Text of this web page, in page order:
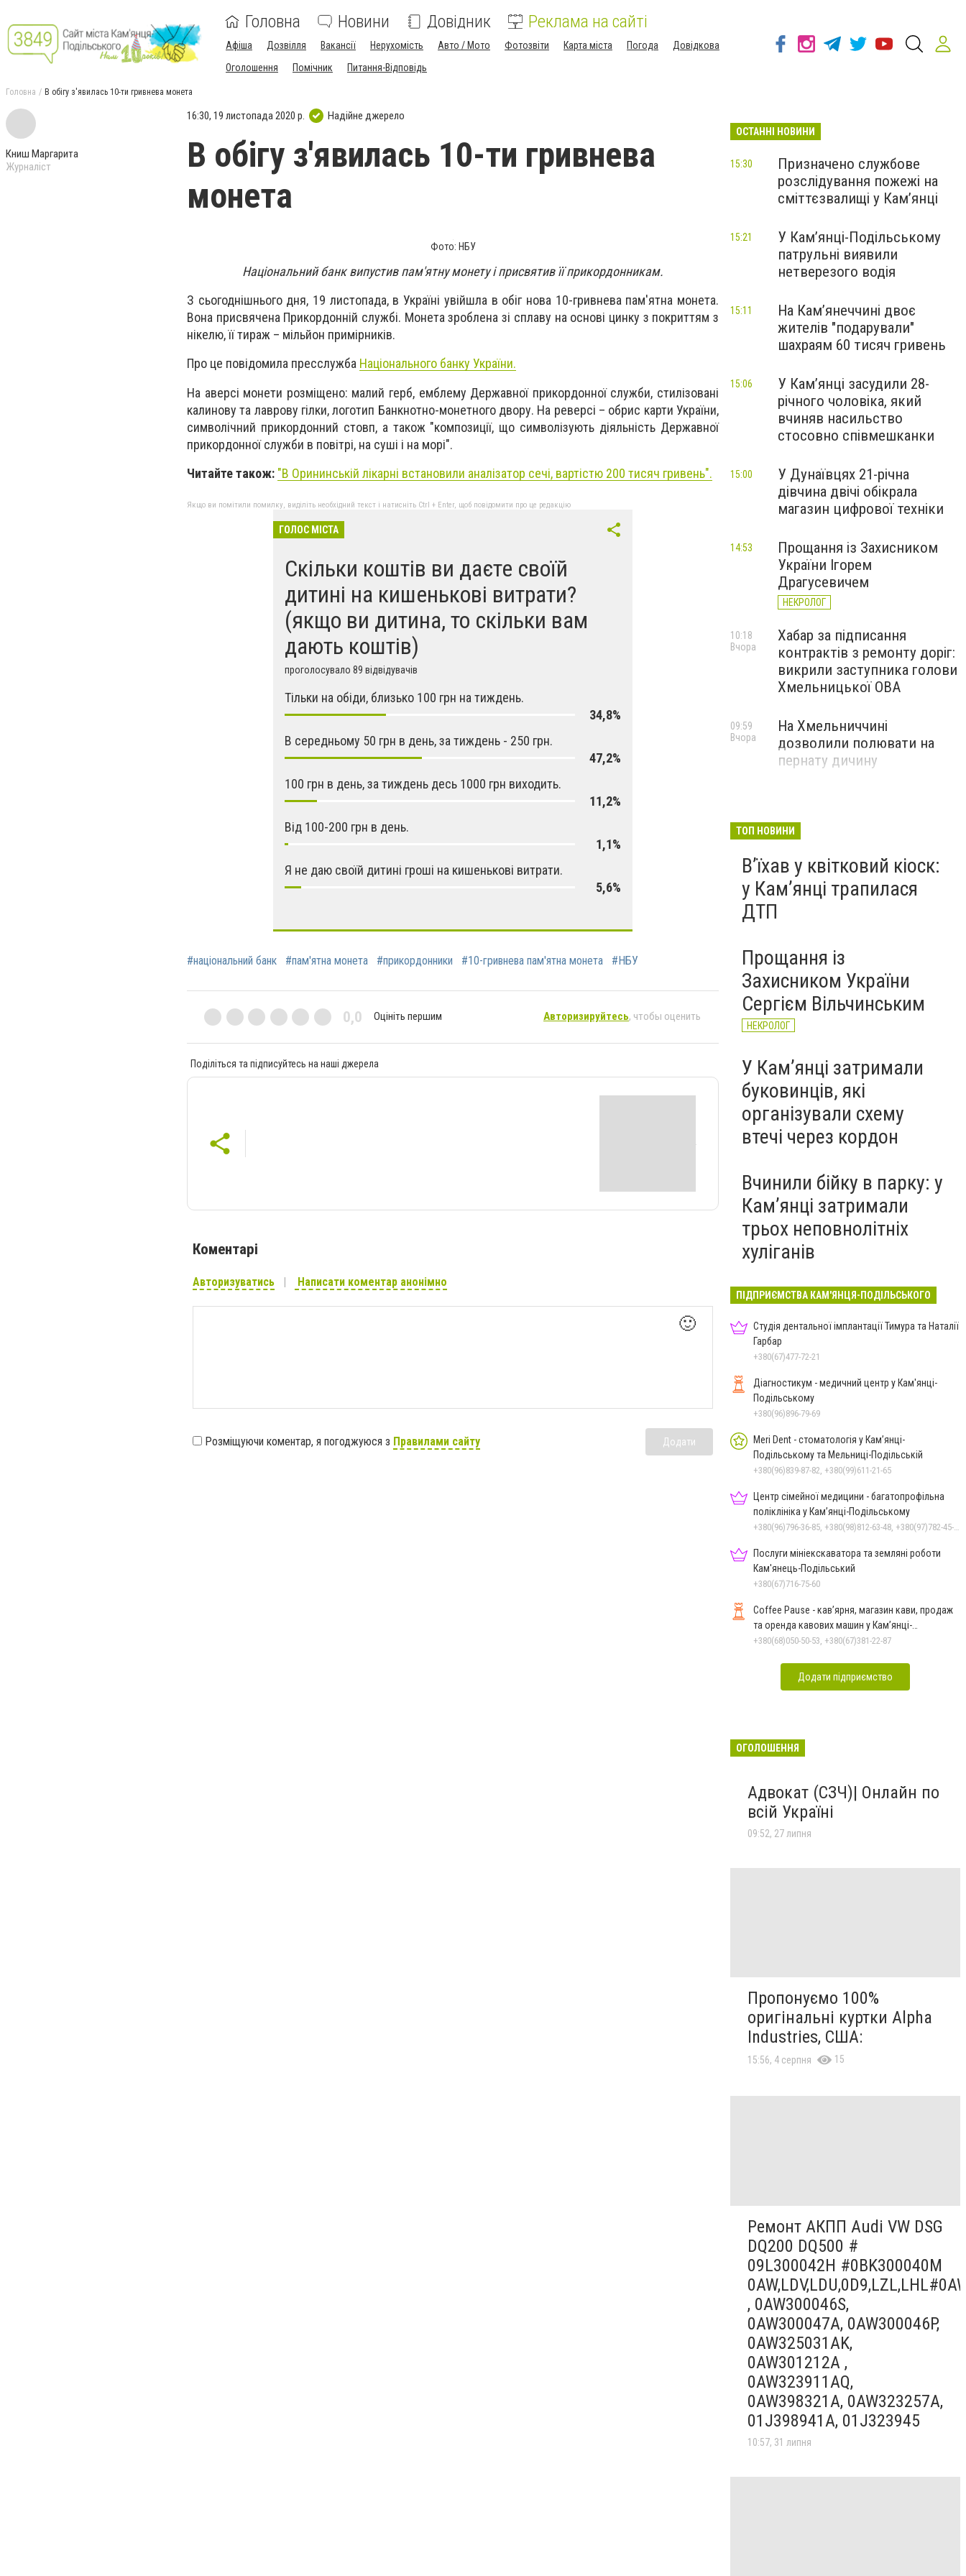
Головна Новини Довідник Реклама на сайті
Афіша Дозвілля Вакансії Нерухомість Авто / Мото Фотозвіти Карта міста Погода
Довідкова
Оголошення
Помічник Питання-Відповідь
Головна В обігу з'явилась 10-ти гривнева монета
Книш Маргарита
Журналіст
16:30, 19 листопада 2020 р. Надійне джерело
В обігу з'явилась 10-ти гривнева
монета
Фото: НБУ
Національний банк випустив пам'ятну монету і присвятив її прикордонникам.
З сьогоднішнього дня, 19 листопада, в Україні увійшла в обіг нова 10-гривнева пам'ятна монета.
Вона присвячена Прикордонній службі. Монета зроблена зі сплаву на основі цинку з покриттям з
нікелю, її тираж – мільйон примірників.
Про це повідомила пресслужба Національного банку України.
На аверсі монети розміщено: малий герб, емблему Державної прикордонної служби, стилізовані
калинову та лаврову гілки, логотип Банкнотно-монетного двору. На реверсі – обрис карти України,
символічний прикордонний стовп, а також "композиції, що символізують діяльність Державної
прикордонної служби в повітрі, на суші і на морі".
Читайте також: "В Орининській лікарні встановили аналізатор сечі, вартістю 200 тисяч гривень".
Якщо ви помітили помилку, виділіть необхідний текст і натисніть Ctrl + Enter, щоб повідомити про це редакцію
ГОЛОС МІСТА
Скільки коштів ви даєте своїй
дитині на кишенькові витрати?
(якщо ви дитина, то скільки вам
дають коштів)
проголосувало 89 відвідувачів
Тільки на обіди, близько 100 грн на тиждень.
34,8%
В середньому 50 грн в день, за тиждень - 250 грн.
47,2%
100 грн в день, за тиждень десь 1000 грн виходить.
11,2%
Від 100-200 грн в день.
1,1%
Я не даю своїй дитині гроші на кишенькові витрати.
5,6%
#національний банк #пам'ятна монета #прикордонники #10-гривнева пам'ятна монета #НБУ
0,0 Оцініть першим Авторизируйтесь, чтобы оценить
Поділіться та підписуйтесь на наші джерела
Коментарі
Авторизуватись Написати коментар анонімно
🙂
Розміщуючи коментар, я погоджуюся з Правилами сайту Додати
ОСТАННІ НОВИНИ
Призначено службове
розслідування пожежі на
сміттєзвалищі у Кам’янці
15:30
У Кам’янці-Подільському
патрульні виявили
нетверезого водія
15:21
На Камʼянеччині двоє
жителів "подарували"
шахраям 60 тисяч гривень
15:11
У Камʼянці засудили 28-
річного чоловіка, який
вчиняв насильство
стосовно співмешканки
15:06
У Дунаївцях 21-річна
дівчина двічі обікрала
магазин цифрової техніки
15:00
Прощання із Захисником
України Ігорем
Драгусевичем
НЕКРОЛОГ
14:53
Хабар за підписання
контрактів з ремонту доріг:
викрили заступника голови
Хмельницької ОВА
10:18
Вчора
На Хмельниччині
дозволили полювати на
пернату дичину
09:59
Вчора
ТОП НОВИНИ
Вʼїхав у квітковий кіоск:
у Камʼянці трапилася
ДТП
Прощання із
Захисником України
Сергієм Вільчинським
НЕКРОЛОГ
У Кам’янці затримали
буковинців, які
організували схему
втечі через кордон
Вчинили бійку в парку: у
Кам’янці затримали
трьох неповнолітніх
хуліганів
ПІДПРИЄМСТВА КАМ'ЯНЦЯ-ПОДІЛЬСЬКОГО
Студія дентальної імплантації Тимура та Наталії
Гарбар
+380(67)477-72-21
Діагностикум - медичний центр у Кам'янці-
Подільському
+380(96)896-79-69
Meri Dent - стоматологія у Кам’янці-
Подільському та Мельниці-Подільській
+380(96)839-87-82, +380(99)611-21-65
Центр сімейної медицини - багатопрофільна
поліклініка у Кам’янці-Подільському
+380(96)796-36-85, +380(98)812-63-48, +380(97)782-45-70
Послуги мініекскаватора та земляні роботи
Кам'янець-Подільський
+380(67)716-75-60
Coffee Pause - кав’ярня, магазин кави, продаж
та оренда кавових машин у Кам’янці-
Подільському
+380(68)050-50-53, +380(67)381-22-87
Додати підприємство
ОГОЛОШЕННЯ
Адвокат (СЗЧ)| Онлайн по
всій Україні
09:52, 27 липня
Пропонуємо 100%
оригінальні куртки Alpha
Industries, США:
15:56, 4 серпня 15
Ремонт АКПП Audi VW DSG
DQ200 DQ500 #
09L300042H #0BK300040M
, 0AW300046S,
0AW300047A, 0AW300046P,
0AW325031AK,
0AW301212A ,
0AW323911AQ,
0AW398321A, 0AW323257A,
01J398941A, 01J323945
10:57, 31 липня